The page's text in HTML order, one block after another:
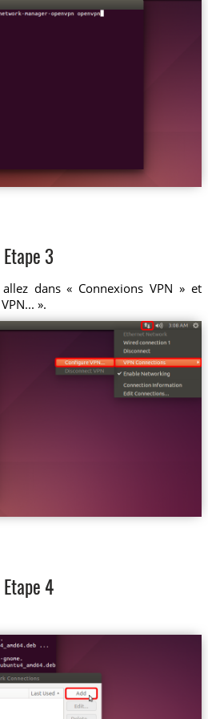
Etape 3
dans « Connexions VPN » et
».
Etape 4